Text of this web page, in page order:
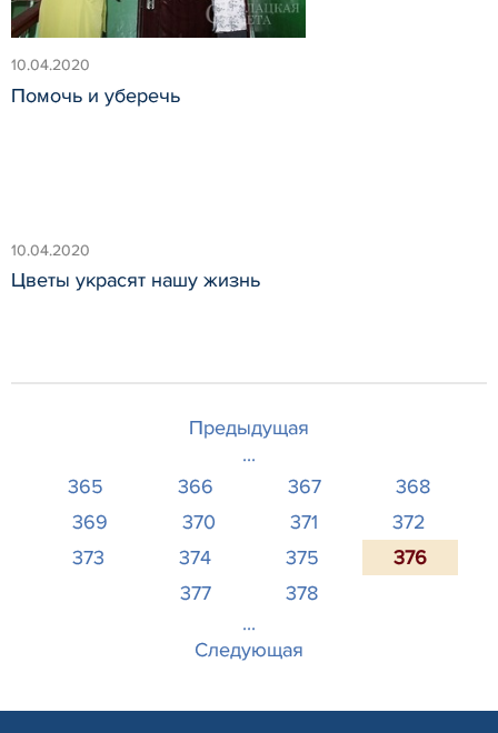
10.04.2020
Помочь и уберечь
10.04.2020
Цветы украсят нашу жизнь
Предыдущая
...
365
366 367
368
369
370 371
372
373
374 375
376
377
378
...
Следующая